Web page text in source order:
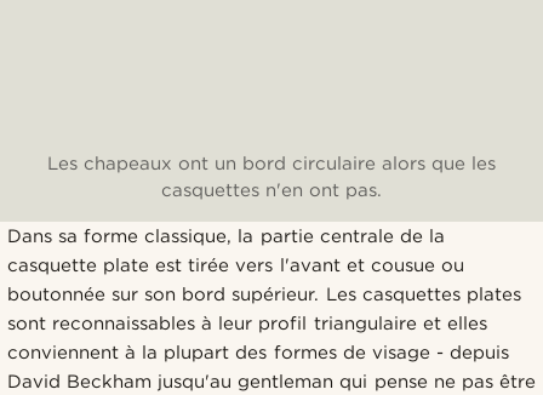
Les chapeaux ont un bord circulaire alors que les
casquettes n'en ont pas.
Dans sa forme classique, la partie centrale de la
casquette plate est tirée vers l'avant et cousue ou
boutonnée sur son bord supérieur. Les casquettes plates
sont reconnaissables à leur profil triangulaire et elles
conviennent à la plupart des formes de visage - depuis
David Beckham jusqu'au gentleman qui pense ne pas être